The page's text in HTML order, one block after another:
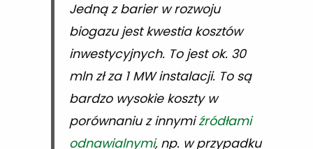
Jedną z barier w rozwoju
biogazu jest kwestia kosztów
inwestycyjnych. To jest ok. 30
mln zł za 1 MW instalacji. To są
bardzo wysokie koszty w
porównaniu z innymiźródłami
odnawialnymi, np. w przypadku